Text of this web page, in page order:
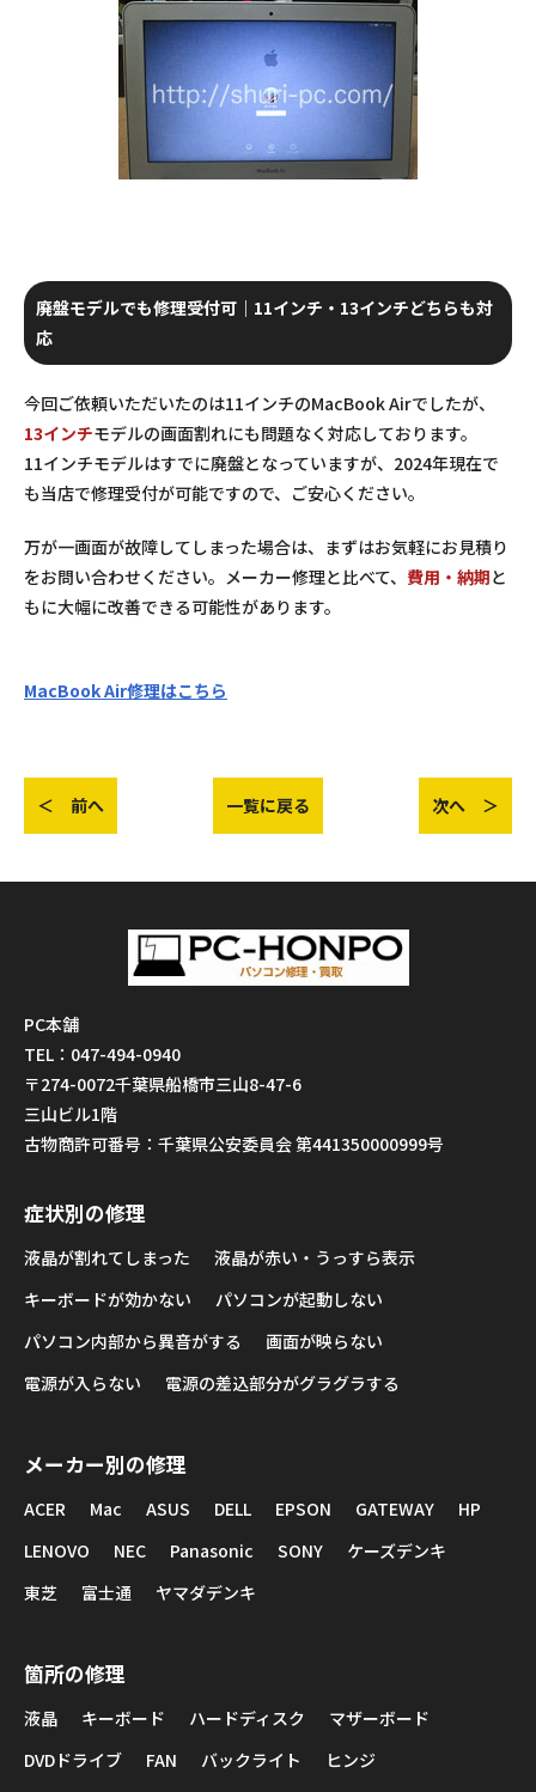
廃盤モデルでも修理受付可｜11インチ・13インチどちらも対
応
今回ご依頼いただいたのは11インチのMacBook Airでしたが、
13インチモデルの画面割れにも問題なく対応しております。
11インチモデルはすでに廃盤となっていますが、2024年現在で
も当店で修理受付が可能ですので、ご安心ください。
万が一画面が故障してしまった場合は、まずはお気軽にお見積り
をお問い合わせください。メーカー修理と比べて、 費用・納期と
もに大幅に改善できる可能性があります。
MacBook Air修理はこちら
＜ 前へ 一覧に戻る 次へ ＞
PC本舗
TEL：047-494-0940
〒274-0072千葉県船橋市三山8-47-6
三山ビル1階
古物商許可番号：千葉県公安委員会 第441350000999号
症状別の修理
液晶が割れてしまった
液晶が赤い・うっすら表示
キーボードが効かない
パソコンが起動しない
パソコン内部から異音がする
画面が映らない
電源が入らない
電源の差込部分がグラグラする
メーカー別の修理
ACER Mac ASUS DELL EPSON GATEWAY
HP
LENOVO
NEC Panasonic SONY
ケーズデンキ
東芝
富士通 ヤマダデンキ
箇所の修理
液晶 キーボード ハードディスク
マザーボード
DVDドライブ
FAN バックライト ヒンジ